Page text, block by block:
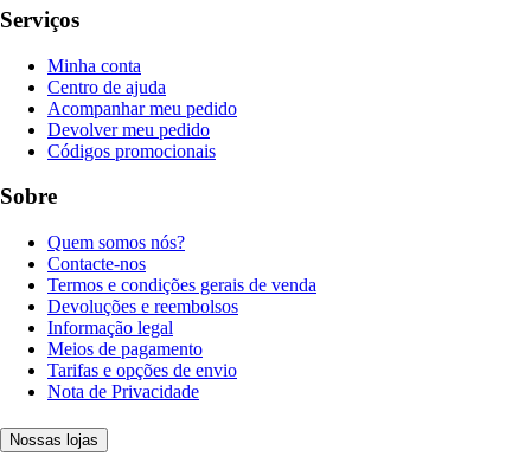
Serviços
Minha conta
Centro de ajuda
Acompanhar meu pedido
Devolver meu pedido
Códigos promocionais
Sobre
Quem somos nós?
Contacte-nos
Termos e condições gerais de venda
Devoluções e reembolsos
Informação legal
Meios de pagamento
Tarifas e opções de envio
Nota de Privacidade
Nossas lojas